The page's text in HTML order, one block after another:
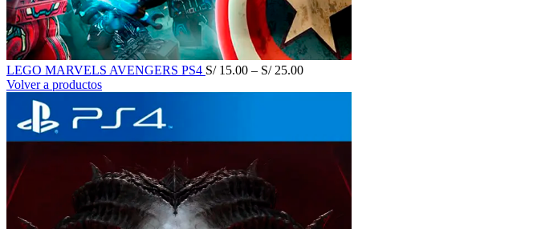
LEGO MARVELS AVENGERS PS4 S/15.00 – S/25.00
Volver a productos